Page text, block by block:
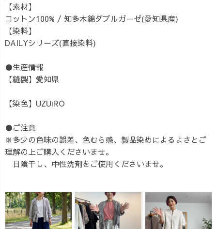
【素材】
コットン100% / 知多木綿ダブルガーゼ(愛知県産)
【染料】
DAILYシリーズ(直接染料)
●生産情報
【縫製】愛知県
【染色】UZUiRO
●ご注意
※多少の色味の誤差、色むら感、製品染めによるよさとご
理解の上ご購入くださいませ。
日陰干し、中性洗剤をご使用くださいませ。